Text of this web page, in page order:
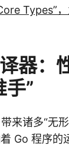
Types”
器：
手”
来诸多“无
Go 程序的